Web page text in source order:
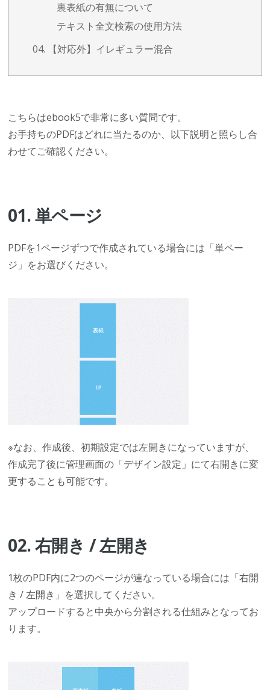
裏表紙の有無について
テキスト全文検索の使用方法
04. 【対応外】イレギュラー混合
こちらはebook5で非常に多い質問です。
お手持ちのPDFはどれに当たるのか、以下説明と照らし合
わせてご確認ください。
01. 単ページ
PDFを1ページずつで作成されている場合には「単ペー
ジ」をお選びください。
※なお、作成後、初期設定では左開きになっていますが、
作成完了後に管理画面の「デザイン設定」にて右開きに変
更することも可能です。
02. 右開き / 左開き
1枚のPDF内に2つのページが連なっている場合には「右開
き / 左開き」を選択してください。
アップロードすると中央から分割される仕組みとなってお
ります。